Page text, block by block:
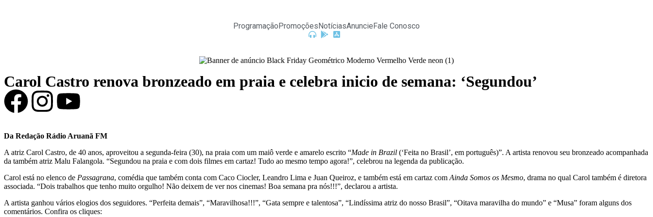
ProgramaçãoPromoçõesNotíciasAnuncieFale Conosco
Carol Castro renova bronzeado em praia e celebra inicio de semana: ‘Segundou’
Da Redação Rádio Aruanã FM
A atriz Carol Castro, de 40 anos, aproveitou a segunda-feira (30), na praia com um maiô verde e amarelo escrito “Made in Brazil (‘Feita no Brasil’, em português)”. A artista renovou seu bronzeado acompanhada
da também atriz Malu Falangola. “Segundou na praia e com dois filmes em cartaz! Tudo ao mesmo tempo agora!”, celebrou na legenda da publicação.
Carol está no elenco de Passagrana, comédia que também conta com Caco Ciocler, Leandro Lima e Juan Queiroz, e também está em cartaz com Ainda Somos os Mesmo, drama no qual Carol também é diretora
associada. “Dois trabalhos que tenho muito orgulho! Não deixem de ver nos cinemas️! Boa semana pra nós!!!”, declarou a artista.
A artista ganhou vários elogios dos seguidores. “Perfeita demais”, “Maravilhosa!!!”, “Gata sempre e talentosa”, “Lindíssima atriz do nosso Brasil”, “Oitava maravilha do mundo” e “Musa” foram alguns dos
comentários. Confira os cliques: